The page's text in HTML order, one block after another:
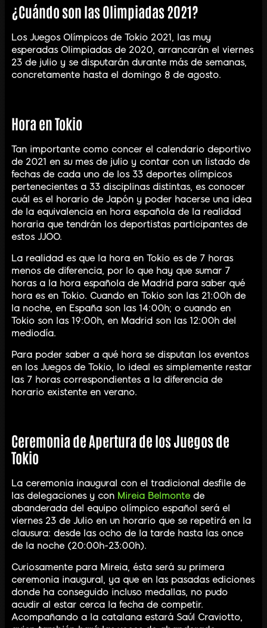
¿Cuándo son las Olimpiadas 2021?
Los Juegos Olímpicos de Tokio 2021, las muy
esperadas Olimpiadas de 2020, arrancarán el viernes
23 de julio y se disputarán durante más de semanas,
concretamente hasta el domingo 8 de agosto.
Hora en Tokio
Tan importante como concer el calendario deportivo
de 2021 en su mes de julio y contar con un listado de
fechas de cada uno de los 33 deportes olímpicos
pertenecientes a 33 disciplinas distintas, es conocer
cuál es el horario de Japón y poder hacerse una idea
de la equivalencia en hora española de la realidad
horaria que tendrán los deportistas participantes de
estos JJOO.
La realidad es que la hora en Tokio es de 7 horas
menos de diferencia, por lo que hay que sumar 7
horas a la hora española de Madrid para saber qué
hora es en Tokio. Cuando en Tokio son las 21:00h de
la noche, en España son las 14:00h; o cuando en
Tokio son las 19:00h, en Madrid son las 12:00h del
mediodía.
Para poder saber a qué hora se disputan los eventos
en los Juegos de Tokio, lo ideal es simplemente restar
las 7 horas correspondientes a la diferencia de
horario existente en verano.
Ceremonia de Apertura de los Juegos de
Tokio
La ceremonia inaugural con el tradicional desfile de
las delegaciones y con Mireia Belmonte de
abanderada del equipo olímpico español será el
viernes 23 de Julio en un horario que se repetirá en la
clausura: desde las ocho de la tarde hasta las once
de la noche (20:00h-23:00h).
Curiosamente para Mireia, ésta será su primera
ceremonia inaugural, ya que en las pasadas ediciones
donde ha conseguido incluso medallas, no pudo
acudir al estar cerca la fecha de competir.
Acompañando a la catalana estará Saúl Craviotto,